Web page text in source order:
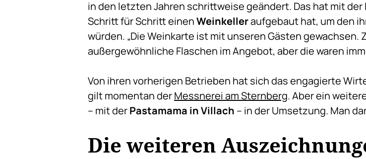
in den letzten Jahren schrittweise geändert. Das hat mit
Schritt für Schritt einenWeinkelleraufgebaut hat, um den
würden. „Die Weinkarte ist mit unseren Gästen gewachsen.
außergewöhnliche Flaschen im Angebot, aber die waren
Von ihren vorherigen Betrieben hat sich das engagierte
gilt momentan derMessnerei am Sternberg. Aber ein
– mit derPastamama in Villach – in der Umsetzung. Man
Die weiteren